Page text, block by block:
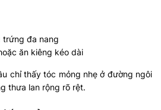
trứng đa nang
ăn kiêng kéo dài
chỉ thấy tóc mỏng nhẹ ở đường ngôi
thưa lan rộng rõ rệt.